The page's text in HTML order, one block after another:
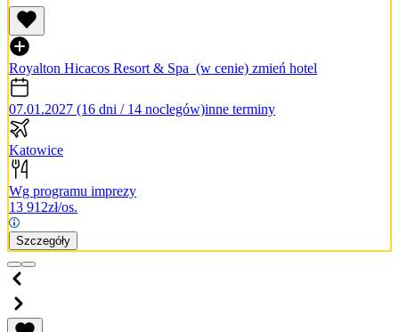
Royalton Hicacos Resort & Spa (w cenie) zmień hotel
07.01.2027 (16 dni / 14 noclegów)inne terminy
Katowice
Wg programu imprezy
13 912zł/os.
Szczegóły